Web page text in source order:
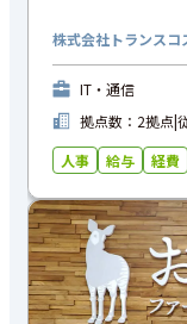
株式会社トランスコ
IT・通信
拠点数：2拠点|
人事
給与 経費